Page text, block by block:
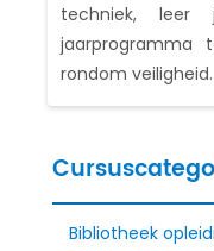
techniek, leer
jaarprogramma
rondom veiligheid.
Bibliotheek